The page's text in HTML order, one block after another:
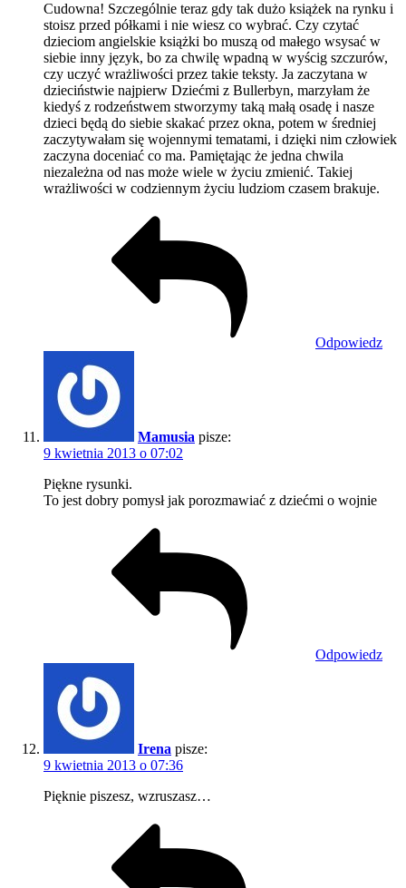
Cudowna! Szczególnie teraz gdy tak dużo książek na rynku i
stoisz przed półkami i nie wiesz co wybrać. Czy czytać
dzieciom angielskie książki bo muszą od małego wsysać w
siebie inny język, bo za chwilę wpadną w wyścig szczurów,
czy uczyć wrażliwości przez takie teksty. Ja zaczytana w
dzieciństwie najpierw Dziećmi z Bullerbyn, marzyłam że
kiedyś z rodzeństwem stworzymy taką małą osadę i nasze
dzieci będą do siebie skakać przez okna, potem w średniej
zaczytywałam się wojennymi tematami, i dzięki nim człowiek
zaczyna doceniać co ma. Pamiętając że jedna chwila
niezależna od nas może wiele w życiu zmienić. Takiej
wrażliwości w codziennym życiu ludziom czasem brakuje.
Odpowiedz
Mamusia pisze:
9 kwietnia 2013 o 07:02
Piękne rysunki.
To jest dobry pomysł jak porozmawiać z dziećmi o wojnie
Odpowiedz
Irena pisze:
9 kwietnia 2013 o 07:36
Pięknie piszesz, wzruszasz…